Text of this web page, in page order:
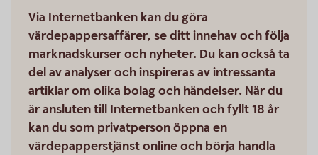
Via Internetbanken kan du göra
värdepappersaffärer, se ditt innehav och följa
marknadskurser och nyheter. Du kan också ta
del av analyser och inspireras av intressanta
artiklar om olika bolag och händelser. När du
är ansluten till Internetbanken och fyllt 18 år
kan du som privatperson öppna en
värdepapperstjänst online och börja handla